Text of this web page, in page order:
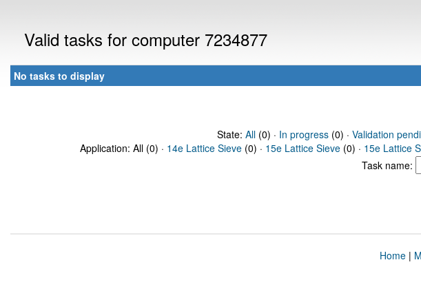
Valid tasks for computer 7234877
No tasks to display
State: All(0) · In progress(0) · Validation
Application: All (0) · 14e Lattice Sieve (0) · 15e Lattice Sieve (0) · 15e Lattice
Task name:
Home|